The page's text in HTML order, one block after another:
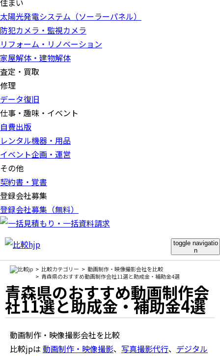
住まい
太陽光発電システム（ソーラーパネル）
防犯カメラ・監視カメラ
リフォーム・リノベーション
家屋解体・建物解体
査定・買取
修理
データ復旧
仕事・趣味・イベント
自費出版
レンタル機器・用品
イベント企画・運営
その他
契約書・覚書
登録会社募集
登録会社募集（無料）
toggle navigatio
n
比較カテゴリー
動画制作・映像撮影会社を比較
青森県のおすすめ動画制作会社11選と助成金・補助金4選
青森県のおすすめ動画制作会
社11選と助成金・補助金4選
動画制作・映像撮影会社を比較
比較jpは 動画制作・映像撮影、 写真撮影代行、 デジタル